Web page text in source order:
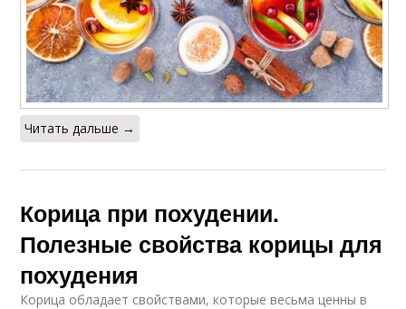
Читать дальше →
Корица при похудении.
Полезные свойства корицы для
похудения
Корица обладает свойствами, которые весьма ценны в